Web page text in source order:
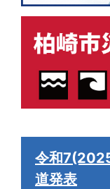
令和
道発表